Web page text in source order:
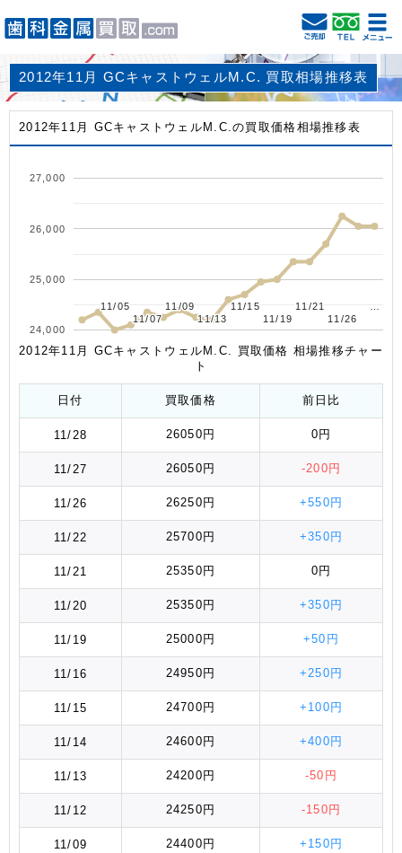
2012年11月 GCキャストウェルM.C. 買取相場推移表
2012年11月 GCキャストウェルM.C.の買取価格相場推移表
11/05
11/05
11/07
11/07
11/09
11/09
11/13
11/13
11/15
11/15
11/19
11/19
11/21
11/21
11/26
11/26
24,000
25,000
26,000
27,000
2012年11月 GCキャストウェルM.C. 買取価格 相場推移チャー
ト
日付 買取価格 前日比
11/28 26050円 0円
11/27 26050円 -200円
11/26 26250円 +550円
11/22 25700円 +350円
11/21 25350円 0円
11/20 25350円 +350円
11/19 25000円 +50円
11/16 24950円 +250円
11/15 24700円 +100円
11/14 24600円 +400円
11/13 24200円 -50円
11/12 24250円 -150円
11/09 24400円 +150円